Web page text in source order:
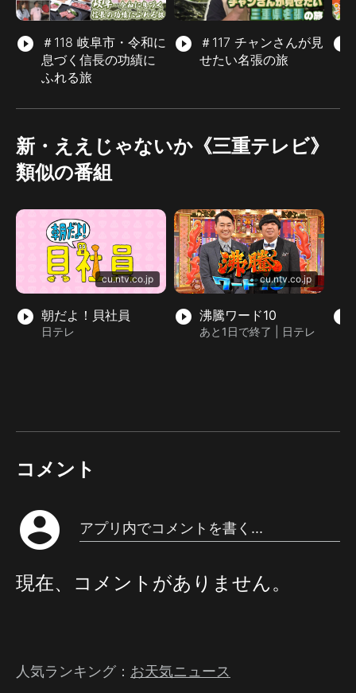
play_circle_filled
＃118 岐阜市・令和に
息づく信長の功績に
ふれる旅
play_circle_filled
＃117 チャンさんが見
せたい名張の旅
play_circle_filled
新・ええじゃないか《三重テレビ》
類似の番組
cu.ntv.co.jp
play_circle_filled 朝だよ！貝社員
日テレ
cu.ntv.co.jp
play_circle_filled 沸騰ワード10
あと1日で終了 | 日テレ
play_circle_filled
コメント
account_circle アプリ内でコメントを書く...
現在、コメントがありません。
人気ランキング： お天気ニュース